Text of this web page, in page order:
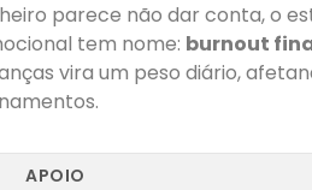
parece não dar conta, o
tem nome: burnout
vira um peso diário,
APOIO